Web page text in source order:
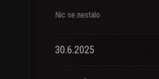
Nic se nestalo
30.6.2025